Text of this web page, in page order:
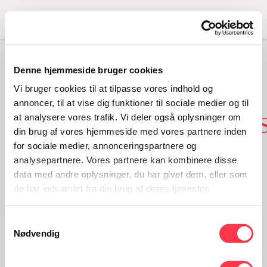
Denne hjemmeside bruger cookies
Vi bruger cookies til at tilpasse vores indhold og
annoncer, til at vise dig funktioner til sociale medier og til
at analysere vores trafik. Vi deler også oplysninger om
din brug af vores hjemmeside med vores partnere inden
for sociale medier, annonceringspartnere og
analysepartnere. Vores partnere kan kombinere disse
data med andre oplysninger, du har givet dem, eller som
de har indsamlet fra din brug af deres tjenester.
Nødvendig
Menu
DR2 VISER ‘VEJEN ER
LANG’ – OM
HISTORIE
05.09.2016